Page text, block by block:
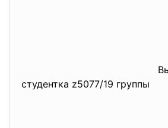
студентка z5077/19 группы